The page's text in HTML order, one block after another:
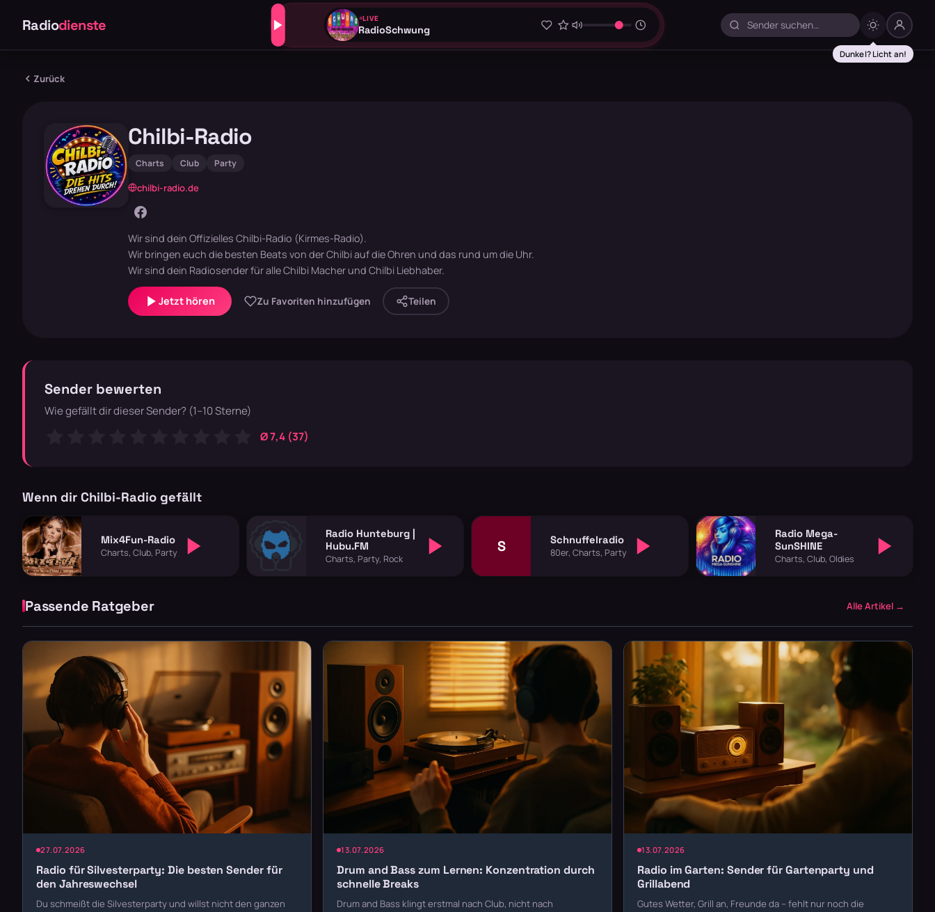
Radiodienste LIVE
RadioSchwung
Zurück
Chilbi-Radio
Charts Club Party
chilbi-radio.de
Wir sind dein Offizielles Chilbi-Radio (Kirmes-Radio).
Wir bringen euch die besten Beats von der Chilbi auf die Ohren und das rund um die Uhr.
Wir sind dein Radiosender für alle Chilbi Macher und Chilbi Liebhaber.
Jetzt hören Zu Favoriten hinzufügen Teilen
Sender bewerten
Wie gefällt dir dieser Sender? (1–10 Sterne)
Ø 7,4 (37)
Wenn dir Chilbi-Radio gefällt
Mix4Fun-Radio
Charts, Club, Party
Radio Hunteburg |
Hubu.FM
Charts, Party, Rock
S Schnuffelradio
80er, Charts, Party
Radio Mega-
SunSHINE
Charts, Club, Oldies
Passende Ratgeber Alle Artikel →
27.07.2026
Radio für Silvesterparty: Die besten Sender für
den Jahreswechsel
Du schmeißt die Silvesterparty und willst nicht den ganzen
13.07.2026
Drum and Bass zum Lernen: Konzentration durch
schnelle Breaks
Drum and Bass klingt erstmal nach Club, nicht nach
13.07.2026
Radio im Garten: Sender für Gartenparty und
Grillabend
Gutes Wetter, Grill an, Freunde da – fehlt nur noch die